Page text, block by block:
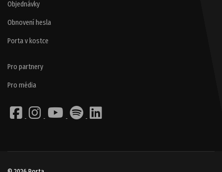
Objednávky
Obnovení hesla
Porta v kostce
Pro partnery
Pro média